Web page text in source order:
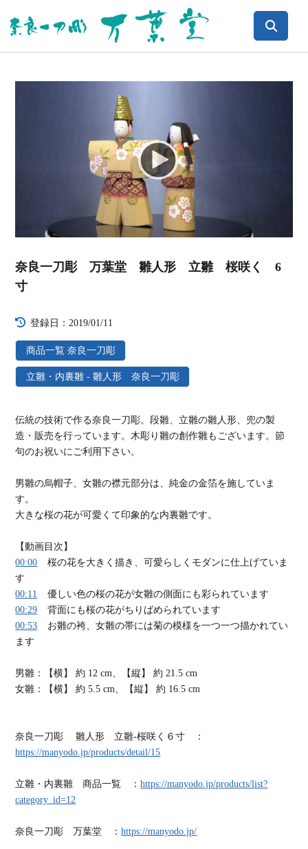
Player
奈良一刀彫 万葉堂 雛人形 立雛 桜咲く 6
寸
登録日：2019/01/11
商品一覧 奈良一刀彫
立雛・内裏雛 - 雛人形 奈良一刀彫
伝統の技術で作る奈良一刀彫。段雛、立雛の雛人形、兜の製
造・販売を行っています。木彫り雛の創作雛もございます。節
句のお祝いにご利用下さい。
男雛の烏帽子、女雛の襟元部分は、純金の金箔を施していま
す。
大きな桜の花が可愛くて印象的な内裏雛です。
【動画目次】
00:00
桜の花を大きく描き、可愛らしくモダンに仕上げていま
す
00:11
優しい色の桜の花が女雛の側面にも彩られています
00:29
背面にも桜の花がちりばめられています
00:53
お雛の袴、女雛の帯には菊の模様を一つ一つ描かれてい
ます
男雛：【横】 約 12 cm、【縦】 約 21.5 cm
女雛：【横】 約 5.5 cm、【縦】 約 16.5 cm
奈良一刀彫 雛人形 立雛-桜咲く６寸 ：
https://manyodo.jp/products/detail/15
立雛・内裏雛 商品一覧 ：https://manyodo.jp/products/list?
category_id=12
奈良一刀彫 万葉堂 ：https://manyodo.jp/